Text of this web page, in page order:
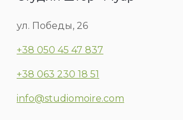
ул. Победы, 26
+38 050 45 47 837
+38 063 230 18 51
info@studiomoire.com